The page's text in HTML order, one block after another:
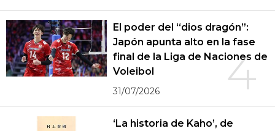
4
El poder del “dios dragón”:
Japón apunta alto en la fase
final de la Liga de Naciones de
Voleibol
31/07/2026
‘La historia de Kaho’, de